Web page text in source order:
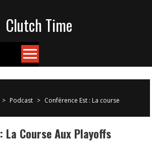
Clutch Time
> Podcast > Conférence Est : La course
La Course Aux Playoffs